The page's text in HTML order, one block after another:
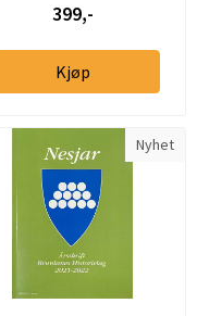
399,-
Kjøp
Nyhet